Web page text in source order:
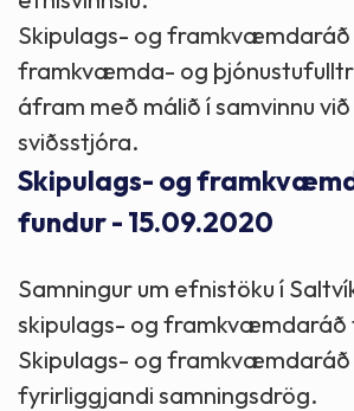
Skipulags- og
framkvæmda- og
áfram með málið í samvinnu
sviðsstjóra.
Skipulags- og
fundur - 15.09.2020
Samningur um efnistöku í
skipulags- og framkvæmdaráð
Skipulags- og
fyrirliggjandi samningsdrög.